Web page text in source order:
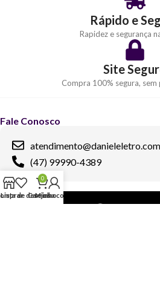
Rápido e
Rapidez e segurança
Site
Compra 100% segura,
Fale Conosco
(47) 99990-4389
Redes Sociais
Lista de desejos
0
Carrinho
Minha conta